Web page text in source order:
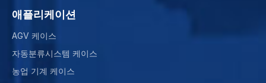
애플리케이션
AGV 케이스
자동분류시스템 케이스
농업 기계 케이스